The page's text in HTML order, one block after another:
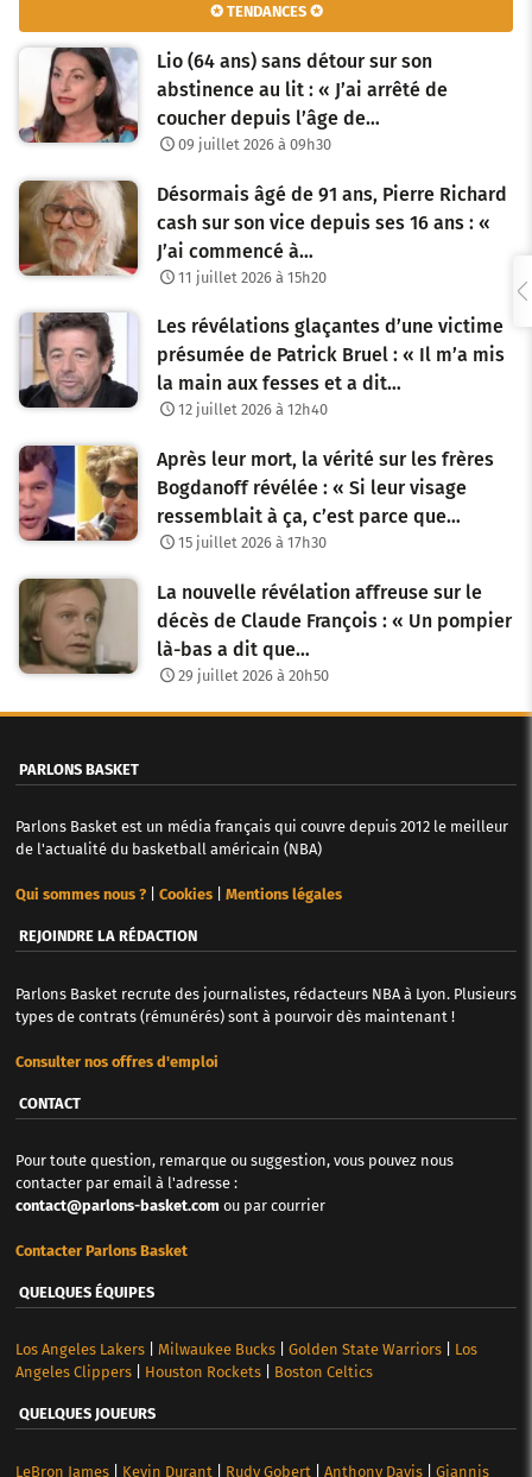
✪ TENDANCES ✪
Lio (64 ans) sans détour sur son
abstinence au lit : « J’ai arrêté de
coucher depuis l’âge de…
09 juillet 2026 à 09h30
Désormais âgé de 91 ans, Pierre Richard
cash sur son vice depuis ses 16 ans : «
J’ai commencé à…
11 juillet 2026 à 15h20
Les révélations glaçantes d’une victime
présumée de Patrick Bruel : « Il m’a mis
la main aux fesses et a dit…
12 juillet 2026 à 12h40
Après leur mort, la vérité sur les frères
Bogdanoff révélée : « Si leur visage
ressemblait à ça, c’est parce que…
15 juillet 2026 à 17h30
La nouvelle révélation affreuse sur le
décès de Claude François : « Un pompier
là-bas a dit que…
29 juillet 2026 à 20h50
PARLONS BASKET
Parlons Basket est un média français qui couvre depuis 2012 le meilleur
de l'actualité du basketball américain (NBA)
Qui sommes nous ?| Cookies| Mentions légales
REJOINDRE LA RÉDACTION
Parlons Basket recrute des journalistes, rédacteurs NBA à Lyon. Plusieurs
types de contrats (rémunérés) sont à pourvoir dès maintenant !
Consulter nos offres d'emploi
CONTACT
Pour toute question, remarque ou suggestion, vous pouvez nous
contacter par email à l'adresse :
contact@parlons-basket.com ou par courrier
Contacter Parlons Basket
QUELQUES ÉQUIPES
Los Angeles Lakers| Milwaukee Bucks| Golden State Warriors| Los
Angeles Clippers| Houston Rockets| Boston Celtics
QUELQUES JOUEURS
LeBron James| Kevin Durant Rudy Gobert Anthony Davis| Giannis